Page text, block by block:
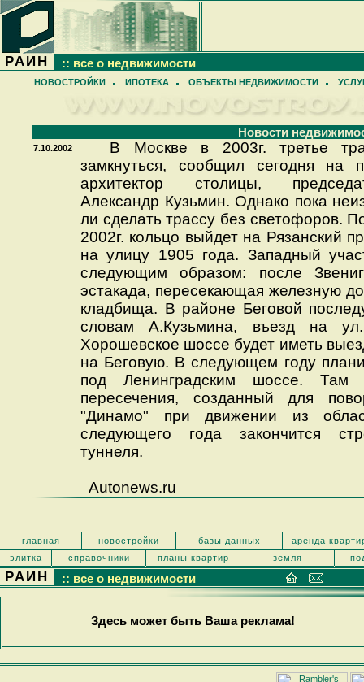
РАИН :: все о недвижимости
НОВОСТРОЙКИ ИПОТЕКА ОБЪЕКТЫ НЕДВИЖИМОСТИ
Новости
7.10.2002
В Москве в 2003г. третье
замкнуться, сообщил сегодня на
архитектор столицы,
Александр Кузьмин. Однако пока
ли сделать трассу без светофоров.
2002г. кольцо выйдет на Рязанский
на улицу 1905 года. Западный
следующим образом: после
эстакада, пересекающая железную
кладбища. В районе Беговой
словам А.Кузьмина, въезд на
Хорошевское шоссе будет иметь
на Беговую. В следующем году
под Ленинградским шоссе. Там
пересечения, созданный для
"Динамо" при движении из
следующего года закончится
туннеля.
Autonews.ru
главная новостройки базы данных
аренда
элитка
справочники планы квартир земля
РАИН :: все о недвижимости
Здесь может быть Ваша реклама!